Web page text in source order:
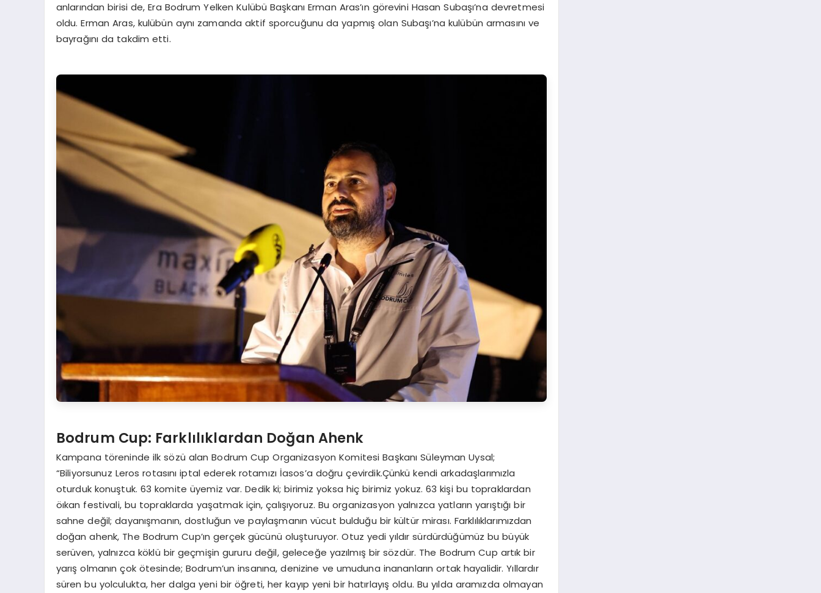
anlarından birisi de, Era Bodrum Yelken Kulübü Başkanı Erman Aras’ın görevini Hasan Subaşı’na devretmesi
oldu. Erman Aras, kulübün aynı zamanda aktif sporcuğunu da yapmış olan Subaşı’na kulübün armasını ve
bayrağını da takdim etti.
Bodrum Cup: Farklılıklardan Doğan Ahenk
Kampana töreninde ilk sözü alan Bodrum Cup Organizasyon Komitesi Başkanı Süleyman Uysal;
“Biliyorsunuz Leros rotasını iptal ederek rotamızı İasos’a doğru çevirdik.Çünkü kendi arkadaşlarımızla
oturduk konuştuk. 63 komite üyemiz var. Dedik ki; birimiz yoksa hiç birimiz yokuz. 63 kişi bu topraklardan
öıkan festivali, bu topraklarda yaşatmak için, çalışıyoruz. Bu organizasyon yalnızca yatların yarıştığı bir
sahne değil; dayanışmanın, dostluğun ve paylaşmanın vücut bulduğu bir kültür mirası. Farklılıklarımızdan
doğan ahenk, The Bodrum Cup’ın gerçek gücünü oluşturuyor. Otuz yedi yıldır sürdürdüğümüz bu büyük
serüven, yalnızca köklü bir geçmişin gururu değil, geleceğe yazılmış bir sözdür. The Bodrum Cup artık bir
yarış olmanın çok ötesinde; Bodrum’un insanına, denizine ve umuduna inananların ortak hayalidir. Yıllardır
süren bu yolculukta, her dalga yeni bir öğreti, her kayıp yeni bir hatırlayış oldu. Bu yılda aramızda olmayan